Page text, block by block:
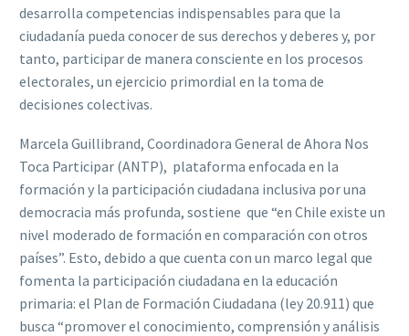
desarrolla competencias indispensables para que la
ciudadanía pueda conocer de sus derechos y deberes y, por
tanto, participar de manera consciente en los procesos
electorales, un ejercicio primordial en la toma de
decisiones colectivas.
Marcela Guillibrand, Coordinadora General de Ahora Nos
Toca Participar (ANTP), plataforma enfocada en la
formación y la participación ciudadana inclusiva por una
democracia más profunda, sostiene que “en Chile existe un
nivel moderado de formación en comparación con otros
países”. Esto, debido a que cuenta con un marco legal que
fomenta la participación ciudadana en la educación
primaria: el Plan de Formación Ciudadana (ley 20.911) que
busca “promover el conocimiento, comprensión y análisis